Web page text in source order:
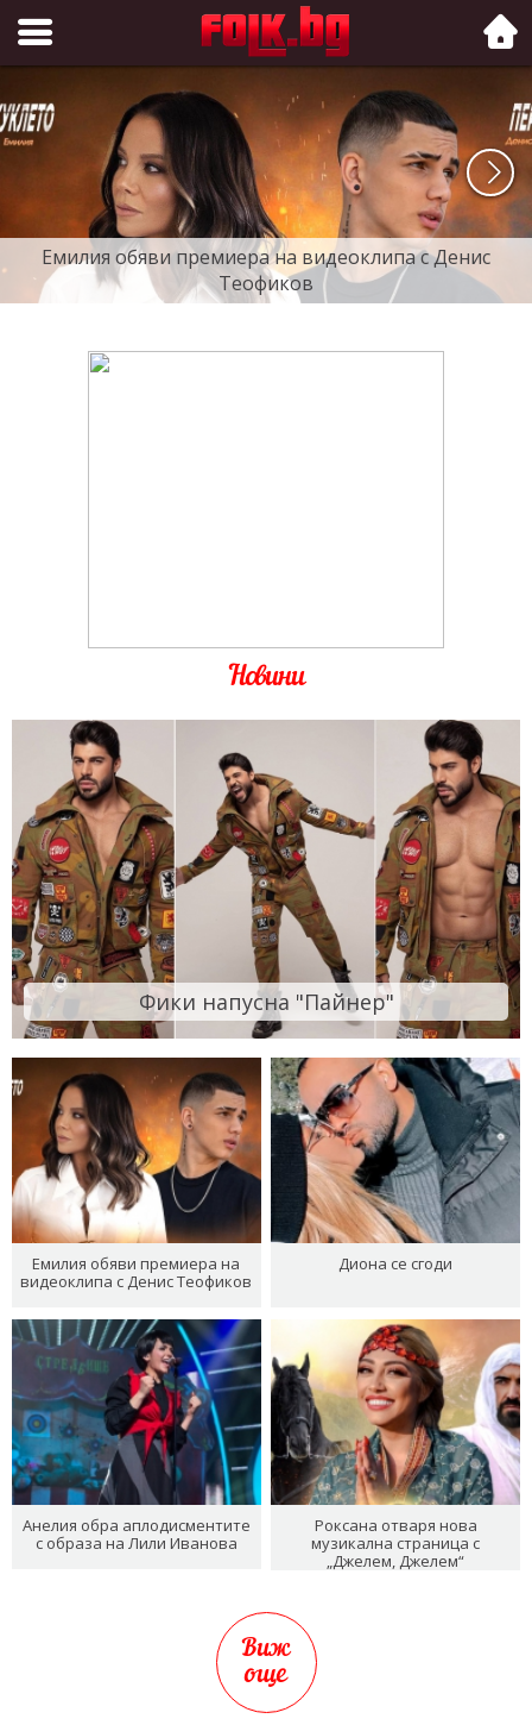
Folk.bg
Емилия обяви премиера на видеоклипа с Денис
Теофиков
Новини
Фики напусна "Пайнер"
Емилия обяви премиера на
видеоклипа с Денис Теофиков
Диона се сгоди
Анелия обра аплодисментите
с образа на Лили Иванова
Роксана отваря нова
музикална страница с
„Джелем, Джелем“
Виж
още